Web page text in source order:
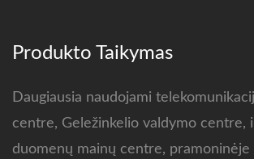
Produkto Taikymas
Daugiausia naudojami
centre, Geležinkelio valdymo centre,
duomenų mainų centre, pramoninėje